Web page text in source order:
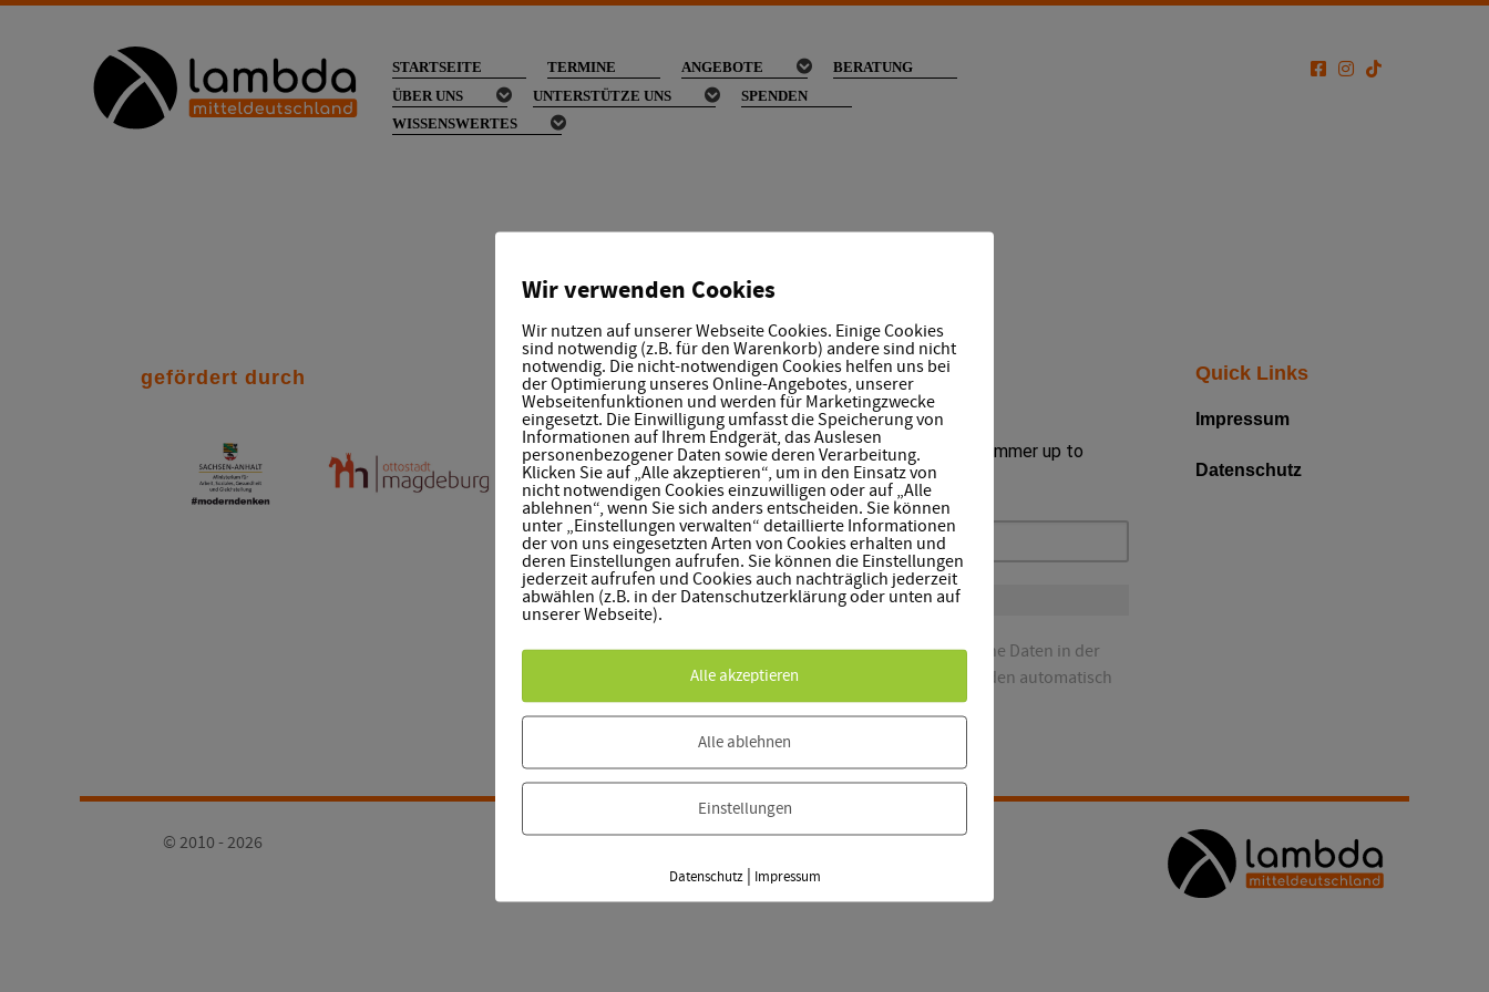
STARTSEITE TERMINE ANGEBOTE
BERATUNG
ÜBER UNS
UNTERSTÜTZE UNS
SPENDEN
WISSENSWERTES
gefördert durch Newsletter
Verpasse keine Neuigkeiten!
Melde dich jetzt für unseren Newsletter an und bleibe immer up to
date!
E-
Mail-
Adresse
*
Mit der Anmeldung bist du damit einverstanden, dass deine Daten in der
Newsletterdatenbank gespeichert werden. Die Daten werden automatisch
gelöscht, wenn du dich von dem Newsletter abmeldest.
Quick Links
Impressum
Datenschutz
© 2010 - 2026
Wir verwenden Cookies
Wir nutzen auf unserer Webseite Cookies. Einige Cookies
sind notwendig (z.B. für den Warenkorb) andere sind nicht
notwendig. Die nicht-notwendigen Cookies helfen uns bei
der Optimierung unseres Online-Angebotes, unserer
Webseitenfunktionen und werden für Marketingzwecke
eingesetzt. Die Einwilligung umfasst die Speicherung von
Informationen auf Ihrem Endgerät, das Auslesen
personenbezogener Daten sowie deren Verarbeitung.
Klicken Sie auf „Alle akzeptieren“, um in den Einsatz von
nicht notwendigen Cookies einzuwilligen oder auf „Alle
ablehnen“, wenn Sie sich anders entscheiden. Sie können
unter „Einstellungen verwalten“ detaillierte Informationen
der von uns eingesetzten Arten von Cookies erhalten und
deren Einstellungen aufrufen. Sie können die Einstellungen
jederzeit aufrufen und Cookies auch nachträglich jederzeit
abwählen (z.B. in der Datenschutzerklärung oder unten auf
unserer Webseite).
Alle akzeptieren
Alle ablehnen
Einstellungen
Datenschutz Impressum